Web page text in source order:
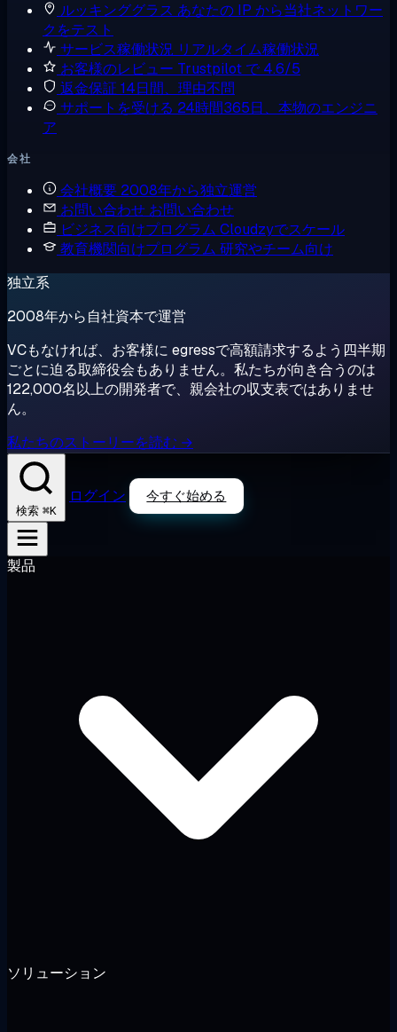
ルッキンググラス あなたの IP から当社ネットワー
クをテスト
サービス稼働状況 リアルタイム稼働状況
お客様のレビュー Trustpilot で 4.6/5
返金保証 14日間、理由不問
サポートを受ける 24時間365日、本物のエンジニ
ア
会社
会社概要 2008年から独立運営
お問い合わせ お問い合わせ
ビジネス向けプログラム Cloudzyでスケール
教育機関向けプログラム 研究やチーム向け
独立系
2008年から自社資本で運営
VCもなければ、お客様に egressで高額請求するよう四半期
ごとに迫る取締役会もありません。私たちが向き合うのは
122,000名以上の開発者で、親会社の収支表ではありませ
ん。
私たちのストーリーを読む →
検索 ⌘K
ログイン 今すぐ始める
製品
ソリューション